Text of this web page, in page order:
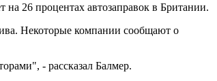
26 процентах автозаправок в Британии.
Некоторые компании сообщают о
- рассказал Балмер.